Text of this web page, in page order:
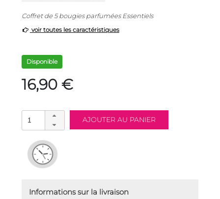
Coffret de 5 bougies parfumées Essentiels
voir toutes les caractéristiques
Disponible
16,90 €
Informations sur la livraison